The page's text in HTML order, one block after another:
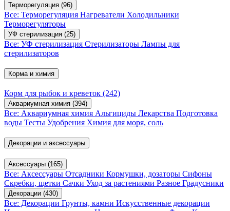
Терморегуляция (96)
Все: Терморегуляция Нагреватели Холодильники
Терморегуляторы
УФ стерилизация (25)
Все: УФ стерилизация Стерилизаторы Лампы для
стерилизаторов
Корма и химия
Корм для рыбок и креветок (242)
Аквариумная химия (394)
Все: Аквариумная химия Альгициды Лекарства Подготовка
воды Тесты Удобрения Химия для моря, соль
Декорации и аксессуары
Аксессуары (165)
Все: Аксессуары Отсадники Кормушки, дозаторы Сифоны
Скребки, щетки Сачки Уход за растениями Разное Градусники
Декорации (430)
Все: Декорации Грунты, камни Искусственные декорации